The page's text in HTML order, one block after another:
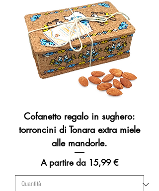
C
h
i
l
o
g
r
a
m
m
o
Cofanetto regalo in sughero:
torroncini di Tonara extra miele
alle mandorle.
A partire da 15,99 €
Prezzo scontato